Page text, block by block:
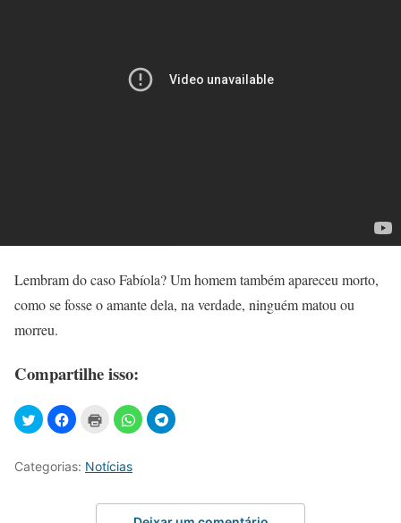
Lembram do caso Fabíola? Um homem também apareceu morto,
como se fosse o amante dela, na verdade, ninguém matou ou
morreu.
Compartilhe isso:
Categorias: Notícias